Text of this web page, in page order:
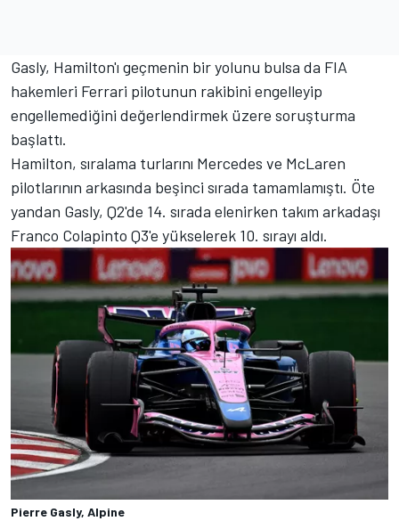
Gasly, Hamilton'ı geçmenin bir yolunu bulsa da FIA
hakemleri Ferrari pilotunun rakibini engelleyip
engellemediğini değerlendirmek üzere soruşturma
başlattı.
Hamilton, sıralama turlarını Mercedes ve McLaren
pilotlarının arkasında beşinci sırada tamamlamıştı. Öte
yandan Gasly, Q2'de 14. sırada elenirken takım arkadaşı
Franco Colapinto Q3'e yükselerek 10. sırayı aldı.
Pierre Gasly, Alpine